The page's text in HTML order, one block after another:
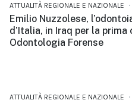
ATTUALITÀ REGIONALE E NAZIONALE
Emilio Nuzzolese,
d’Italia, in Iraq per la
Odontologia Forense
ATTUALITÀ REGIONALE E NAZIONALE